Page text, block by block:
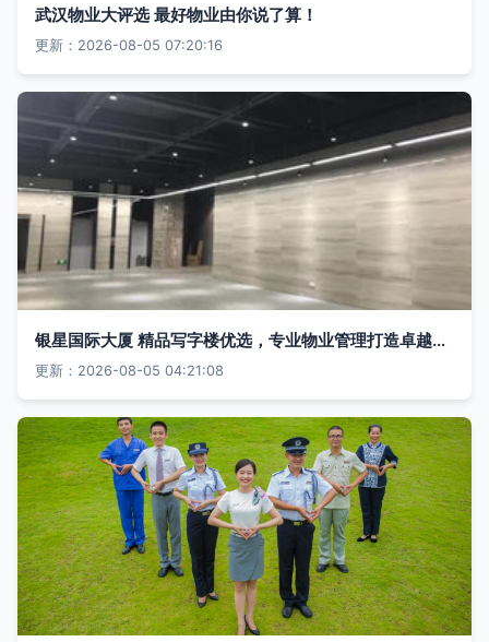
武汉物业大评选 最好物业由你说了算！
更新：2026-08-05 07:20:16
银星国际大厦 精品写字楼优选，专业物业管理打造卓越办公环境
更新：2026-08-05 04:21:08